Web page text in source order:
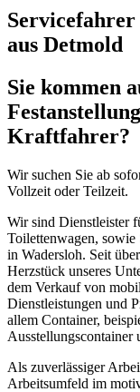
aus Detmold
Sie kommen
Kraftfahrer?
Wir suchen Sie ab
Vollzeit oder Teilzeit.
Wir sind Dienstleister
Toilettenwagen,
in Wadersloh. Seit
Herzstück unseres
dem Verkauf von
Dienstleistungen und
allem Container,
Ausstellungscontainer
Als zuverlässiger
Arbeitsumfeld im